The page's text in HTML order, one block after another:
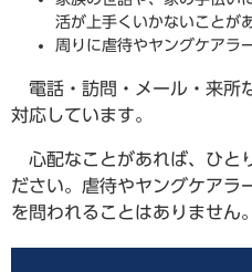
活が上手くいかないことが
周りに虐待やヤングケアラ
電話・訪問・メール・来所
対応しています。
心配なことがあれば、ひと
ださい。虐待やヤングケアラ
を問われることはありません。